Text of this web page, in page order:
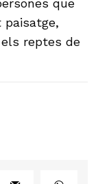
que
reptes de